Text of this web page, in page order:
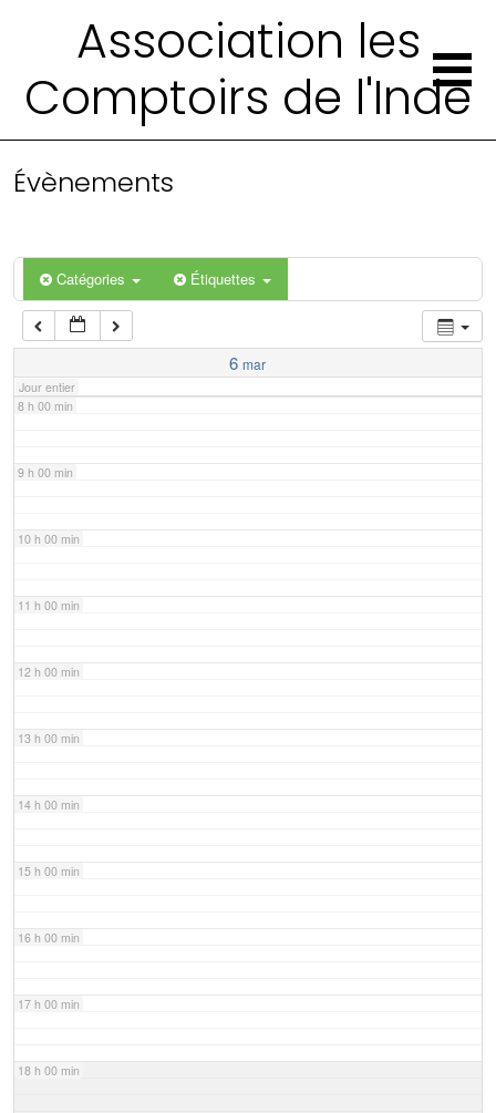
Association les
Comptoirs de l'Inde
Évènements
Catégories Étiquettes
6 mar
Jour entier
4 h 00 min
6 h 00 min
7 h 00 min
8 h 00 min
9 h 00 min
10 h 00 min
11 h 00 min
12 h 00 min
13 h 00 min
14 h 00 min
15 h 00 min
16 h 00 min
17 h 00 min
18 h 00 min